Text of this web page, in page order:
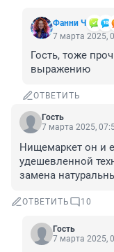
Фанни Ч
7 марта 2025,
Гость, тоже
выражению
ОТВЕТИТЬ
Гость
7 марта 2025,
Нищемаркет он и
удешевленной
замена
ОТВЕТИТЬ 10
Гость
7 марта 2025,